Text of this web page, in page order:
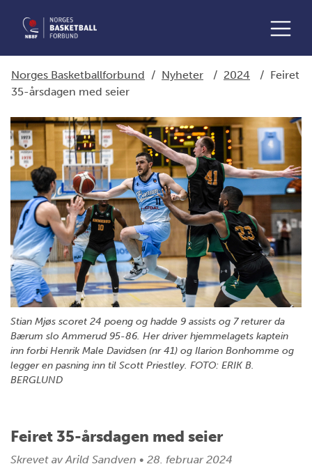
Norges Basketballforbund / Nyheter / 2024 / Feiret
35-årsdagen med seier
Stian Mjøs scoret 24 poeng og hadde 9 assists og 7 returer da
Bærum slo Ammerud 95-86. Her driver hjemmelagets kaptein
inn forbi Henrik Male Davidsen (nr 41) og Ilarion Bonhomme og
legger en pasning inn til Scott Priestley. FOTO: ERIK B.
BERGLUND
Feiret 35-årsdagen med seier
Skrevet av Arild Sandven • 28. februar 2024